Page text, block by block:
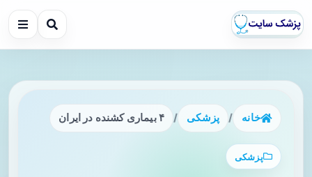
خانه / پزشکی / ۴ بیماری کشنده در ایران
پزشکی